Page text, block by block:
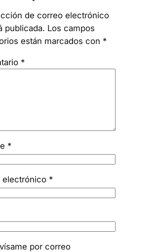
de correo electrónico
publicada. Los campos
están marcados con *
*
*
electrónico *
por correo